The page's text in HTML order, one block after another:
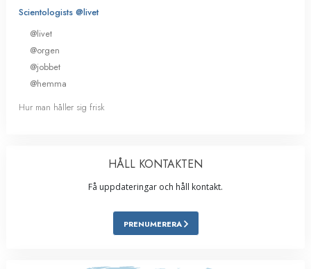
Scientologists @livet
@livet
@orgen
@jobbet
@hemma
Hur man håller sig frisk
HÅLL KONTAKTEN
Få uppdateringar och håll kontakt.
PRENUMERERA